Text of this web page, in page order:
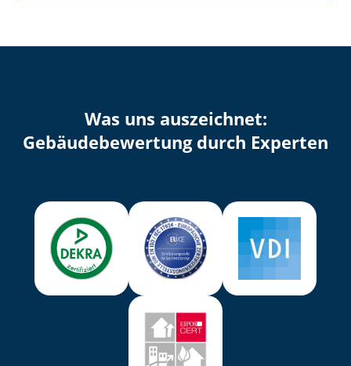
Was uns auszeichnet:
Ge­bäu­de­be­wer­tung durch Experten